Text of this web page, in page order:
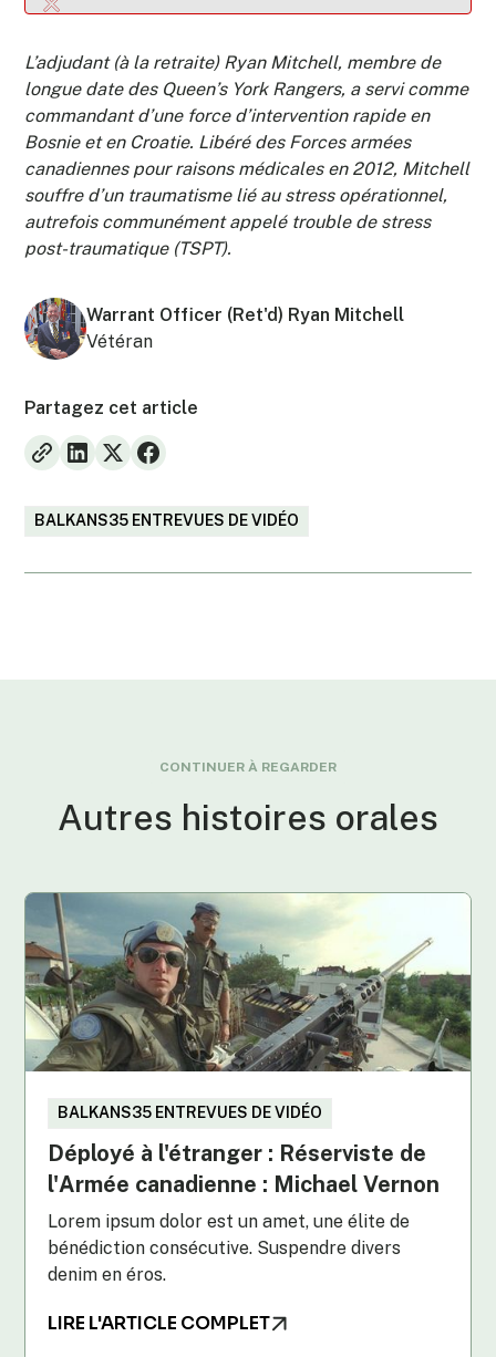
L’adjudant (à la retraite) Ryan Mitchell, membre de
longue date des Queen’s York Rangers, a servi comme
commandant d’une force d’intervention rapide en
Bosnie et en Croatie. Libéré des Forces armées
canadiennes pour raisons médicales en 2012, Mitchell
souffre d’un traumatisme lié au stress opérationnel,
autrefois communément appelé trouble de stress
post-traumatique (TSPT).
Warrant Officer (Ret'd) Ryan Mitchell
Vétéran
Partagez cet article
BALKANS35 ENTREVUES DE VIDÉO
CONTINUER À REGARDER
Autres histoires orales
BALKANS35 ENTREVUES DE VIDÉO
Déployé à l'étranger : Réserviste de
l'Armée canadienne : Michael Vernon
Lorem ipsum dolor est un amet, une élite de
bénédiction consécutive. Suspendre divers
denim en éros.
LIRE L'ARTICLE COMPLET